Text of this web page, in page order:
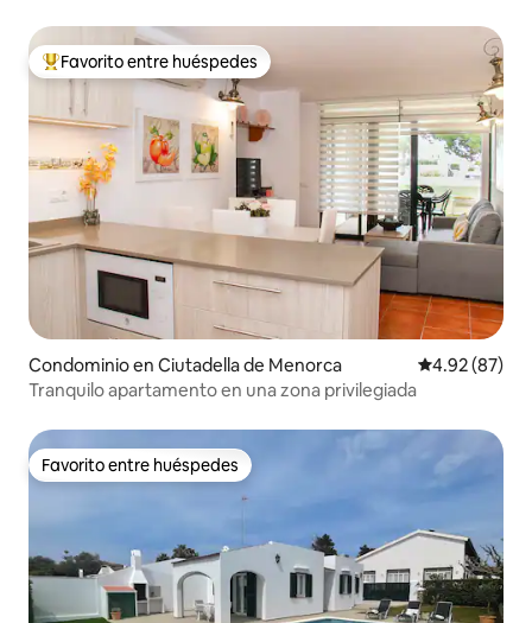
De los mejores en Favorito entre huéspedes
Favorito entre huéspedes
Condominio en Ciutadella de Menorca Calificación
4.92 (87)
Tranquilo apartamento en una zona privilegiada
Favorito entre huéspedes
Favorito entre huéspedes